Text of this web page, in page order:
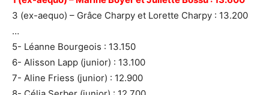
3 (ex-aequo) – Grâce Charpy et Lorette Charpy : 13.200
…
5- Léanne Bourgeois : 13.150
6- Alisson Lapp (junior) : 13.100
7- Aline Friess (junior) : 12.900